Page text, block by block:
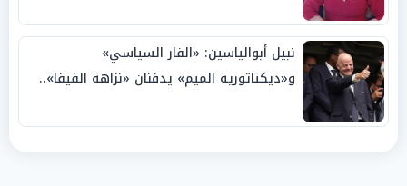
نبيل أبوالياسين: «الفار السياسي»
و«ديكتاتورية الميم» يدفنان «نزاهة الفيفا»..